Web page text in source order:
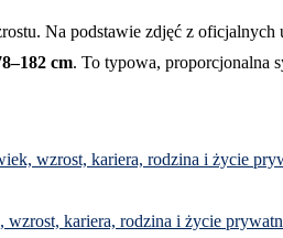
Na podstawie zdjęć z
cm. To typowa, proporcjonalna
wzrost, kariera, rodzina i życie
kariera, rodzina i życie